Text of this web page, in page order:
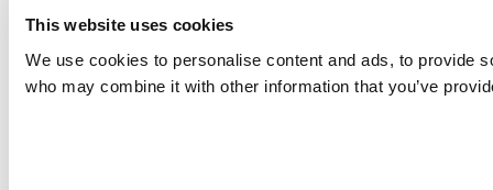
This website uses cookies
We use cookies to personalise content and ads, to provide
who may combine it with other information that you’ve